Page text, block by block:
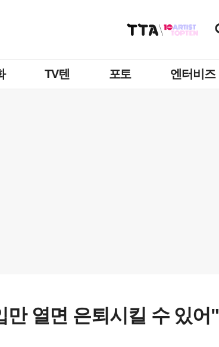
TV텐 포토 엔터비즈
열면 은퇴시킬 수 있어"